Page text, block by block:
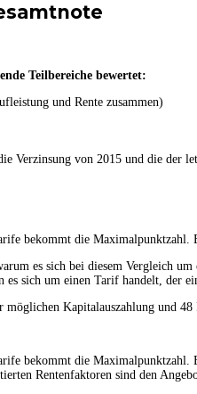
Teilbereiche bewertet:
und Rente zusammen)
Verzinsung von 2015 und die der
bekommt die
es sich bei diesem Vergleich
es sich um einen Tarif handelt, der
Kapitalauszahlung und
bekommt die
Rentenfaktoren sind den